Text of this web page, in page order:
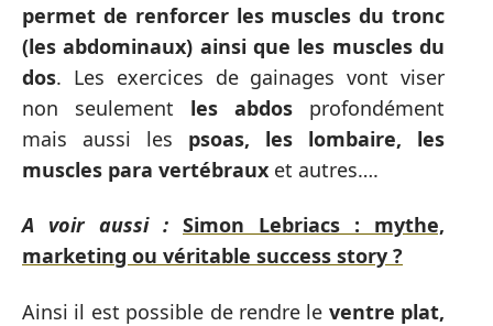
permet de renforcer les muscles du tronc
(les abdominaux) ainsi que les muscles du
dos. Les exercices de gainages vont viser
non seulement les abdos profondément
mais aussi les psoas,
les lombaire, les
muscles para vertébraux et autres….
A voir aussi : Simon Lebriacs : mythe,
marketing ou véritable success story ?
Ainsi il est possible de rendre le ventre plat,